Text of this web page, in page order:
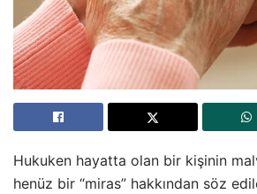
Hukuken hayatta olan bir kişinin
henüz bir “miras” hakkından söz